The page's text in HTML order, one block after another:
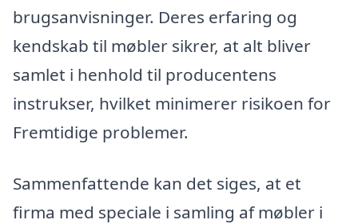
brugsanvisninger. Deres erfaring og
kendskab til møbler sikrer, at alt bliver
samlet i henhold til producentens
instrukser, hvilket minimerer risikoen for
Fremtidige problemer.
Sammenfattende kan det siges, at et
firma med speciale i samling af møbler i